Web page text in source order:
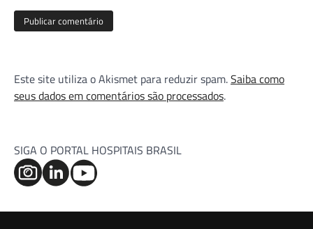
Este site utiliza o Akismet para reduzir spam.Saiba como
seus dados em comentários são processados.
SIGA O PORTAL HOSPITAIS BRASIL